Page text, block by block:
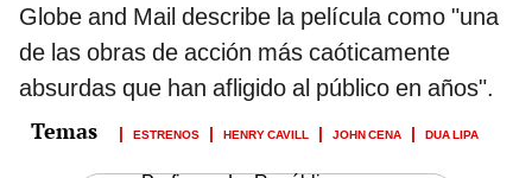
Globe and Mail describe la película como "una
de las obras de acción más caóticamente
absurdas que han afligido al público en años".
ESTRENOS HENRY CAVILL JOHN CENA DUA LIPA